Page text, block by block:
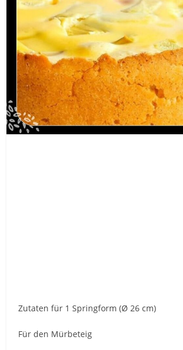
Zutaten für 1 Springform (Ø 26 cm)
Für den Mürbeteig